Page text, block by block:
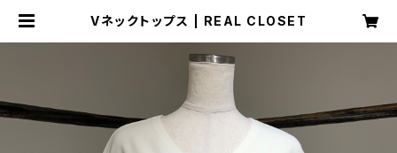
Vネックトップス | REAL CLOSET